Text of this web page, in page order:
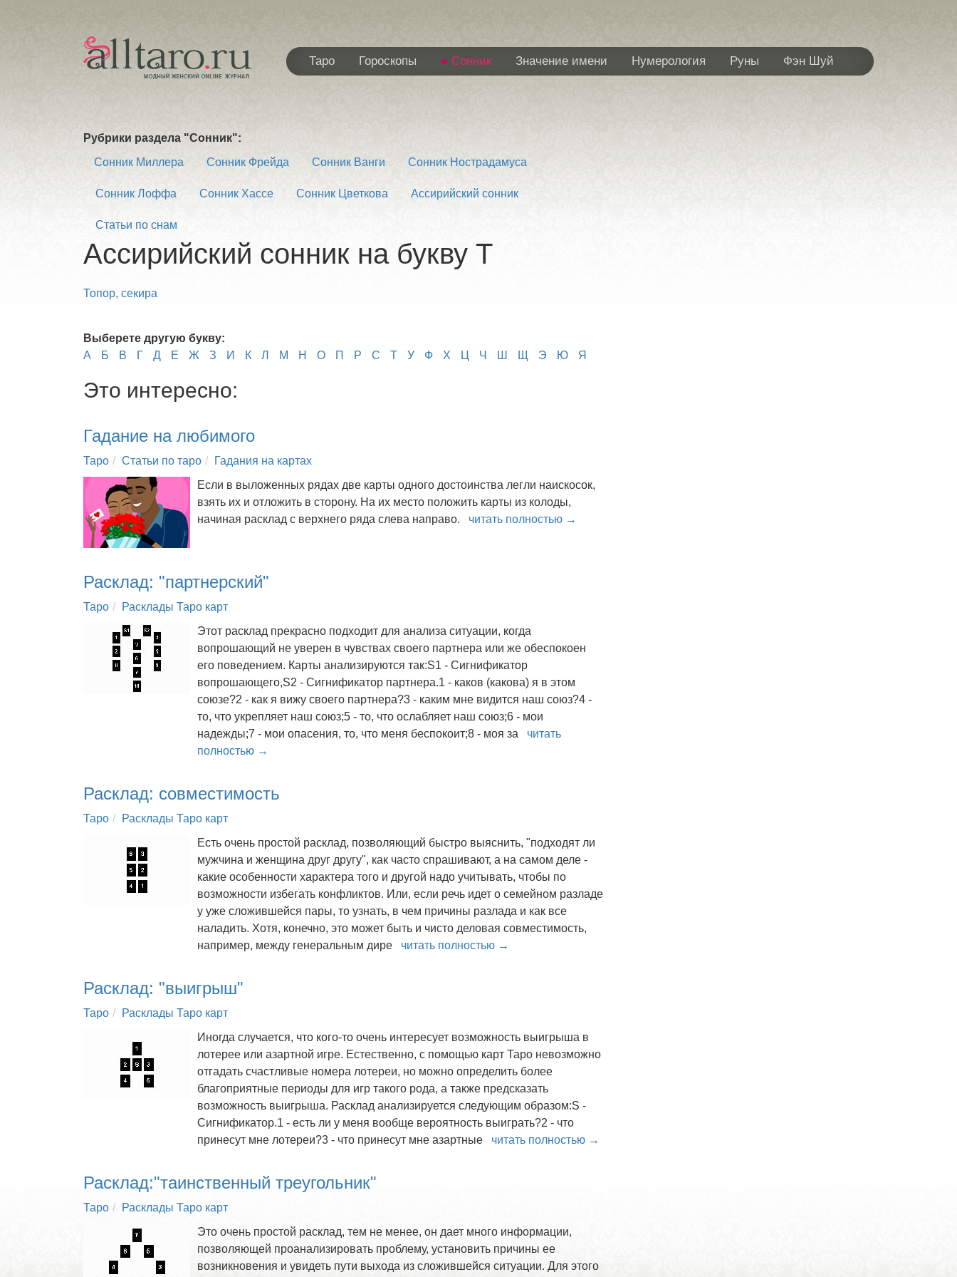
Таро Гороскопы Сонник Значение имени Нумерология Руны Фэн Шуй
Рубрики раздела "Сонник":
Сонник Миллера
Сонник Фрейда Сонник Ванги Сонник Нострадамуса
Сонник Лоффа Сонник Хассе Сонник Цветкова Ассирийский сонник
Статьи по снам
Ассирийский сонник на букву Т
Топор, секира
Выберете другую букву:
А
Б В Г Д Е Ж З И К Л М Н О П Р С Т У Ф Х Ц Ч Ш Щ Э Ю Я
Это интересно:
Гадание на любимого
Таро Статьи по таро
Гадания на картах
Если в выложенных рядах две карты одного достоинства легли наискосок,
взять их и отложить в сторону. На их место положить карты из колоды,
начиная расклад с верхнего ряда слева направо. читать полностью →
Расклад: "партнерский"
Таро
Расклады Таро карт
Этот расклад прекрасно подходит для анализа ситуации, когда
вопрошающий не уверен в чувствах своего партнера или же обеспокоен
его поведением. Карты анализируются так:S1 - Сигнификатор
вопрошающего,S2 - Сигнификатор партнера.1 - каков (какова) я в этом
союзе?2 - как я вижу своего партнера?3 - каким мне видится наш союз?4 -
то, что укрепляет наш союз;5 - то, что ослабляет наш союз;6 - мои
надежды;7 - мои опасения, то, что меня беспокоит;8 - моя за читать
полностью →
Расклад: совместимость
Таро
Расклады Таро карт
Есть очень простой расклад, позволяющий быстро выяснить, "подходят ли
мужчина и женщина друг другу", как часто спрашивают, а на самом деле -
какие особенности характера того и другой надо учитывать, чтобы по
возможности избегать конфликтов. Или, если речь идет о семейном разладе
у уже сложившейся пары, то узнать, в чем причины разлада и как все
наладить. Хотя, конечно, это может быть и чисто деловая совместимость,
например, между генеральным дире читать полностью →
Расклад: "выигрыш"
Таро
Расклады Таро карт
Иногда случается, что кого-то очень интересует возможность выигрыша в
лотерее или азартной игре. Естественно, с помощью карт Таро невозможно
отгадать счастливые номера лотереи, но можно определить более
благоприятные периоды для игр такого рода, а также предсказать
возможность выигрыша. Расклад анализируется следующим образом:S -
Сигнификатор.1 - есть ли у меня вообще вероятность выиграть?2 - что
принесут мне лотереи?3 - что принесут мне азартные читать полностью →
Расклад:"таинственный треугольник"
Таро
Расклады Таро карт
Это очень простой расклад, тем не менее, он дает много информации,
позволяющей проанализировать проблему, установить причины ее
возникновения и увидеть пути выхода из сложившейся ситуации. Для этого